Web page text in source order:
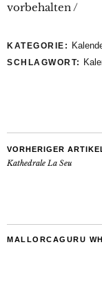
vorbehalten /
KATEGORIE:
SCHLAGWORT:
VORHERIGER
Kathedrale La Seu
MALLORCAGURU